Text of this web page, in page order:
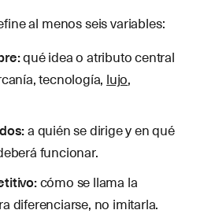
al menos seis variables:
qué idea o atributo central
tecnología, lujo,
a quién se dirige y en qué
funcionar.
cómo se llama la
diferenciarse, no imitarla.